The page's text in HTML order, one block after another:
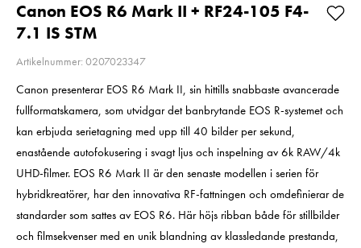
Canon EOS R6 Mark II + RF24-105 F4-
7.1 IS STM
Artikelnummer: 0207023347
Canon presenterar EOS R6 Mark II, sin hittills snabbaste avancerade
fullformatskamera, som utvidgar det banbrytande EOS R-systemet och
kan erbjuda serietagning med upp till 40 bilder per sekund,
enastående autofokusering i svagt ljus och inspelning av 6k RAW/4k
UHD-filmer. EOS R6 Mark II är den senaste modellen i serien för
hybridkreatörer, har den innovativa RF-fattningen och omdefinierar de
standarder som sattes av EOS R6. Här höjs ribban både för stillbilder
och filmsekvenser med en unik blandning av klassledande prestanda,